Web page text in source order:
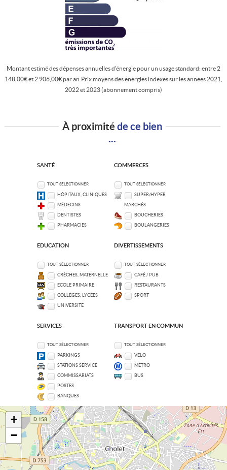
Montant estimé des dépenses annuelles d'énergie pour un usage standard: entre 2
148,00€ et 2 906,00€ par an.Prix moyens des énergies indexés sur les années 2021,
2022 et 2023 (abonnement compris)
À proximitéde ce bien
...
SANTÉ
TOUT SÉLECTIONNER
HÔPITAUX, CLINIQUES
MÉDECINS
DENTISTES
PHARMACIES
COMMERCES
TOUT SÉLECTIONNER
SUPER/HYPER
MARCHÉS
BOUCHERIES
BOULANGERIES
EDUCATION
TOUT SÉLECTIONNER
CRÈCHES, MATERNELLE
ECOLE PRIMAIRE
COLLÈGES, LYCÉES
UNIVERSITÉ
DIVERTISSEMENTS
TOUT SÉLECTIONNER
CAFÉ / PUB
RESTAURANTS
SPORT
SERVICES
TOUT SÉLECTIONNER
PARKINGS
STATIONS SERVICE
COMMISSARIATS
POSTES
BANQUES
TRANSPORT EN COMMUN
TOUT SÉLECTIONNER
VÉLO
MÉTRO
BUS
+
−